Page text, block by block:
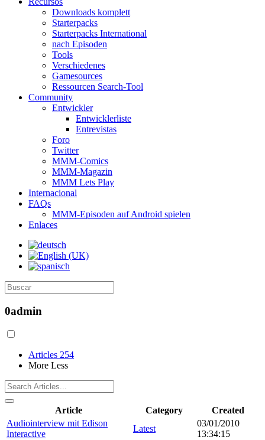
Downloads komplett
Starterpacks
Starterpacks International
nach Episoden
Tools
Verschiedenes
Gamesources
Ressourcen Search-Tool
Community
Entwickler
Entwicklerliste
Entrevistas
Foro
Twitter
MMM-Comics
MMM-Magazin
MMM Lets Play
Internacional
FAQs
MMM-Episoden auf Android spielen
Enlaces
0admin
Articles 254
More Less
Article Category
Created
Audiointerview mit Edison
Interactive
Latest
03/01/2010
13:34:15